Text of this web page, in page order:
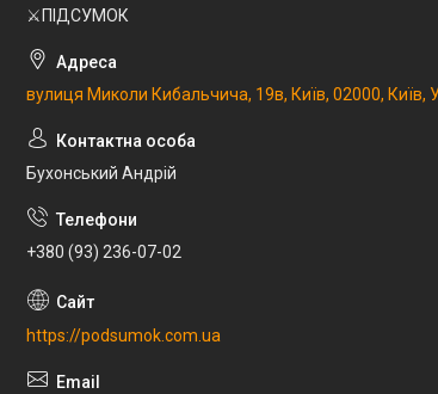
⚔️ПІДСУМОК
вулиця Миколи Кибальчича, 19в, Київ, 02000, Київ,
Бухонський Андрій
+380 (93) 236-07-02
https://podsumok.com.ua